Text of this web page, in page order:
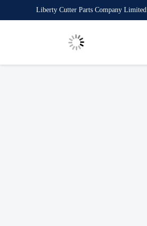
Liberty Cutter Parts Company Limited